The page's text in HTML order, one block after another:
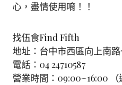
心，盡情使用唷！！
找伍食Find Fifth
地址：台中市西區向上南路
電話：04 24710587
營業時間：09:00~16:00 （